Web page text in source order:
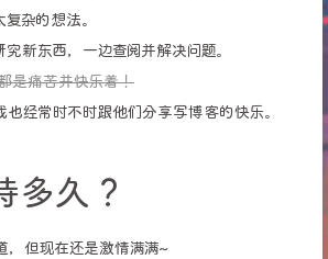
杂的想法。
新东西，一边查阅并解决问题。
是痛苦并快乐着！
常时不时跟他们分享写博客的快乐。
多久？
但现在还是激情满满~